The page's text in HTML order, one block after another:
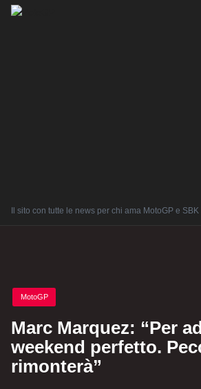
Il sito con tutte le news per chi ama MotoGP e SBK
Posted
in
MotoGP
Marc Marquez: “Per
weekend perfetto.
rimonterà”